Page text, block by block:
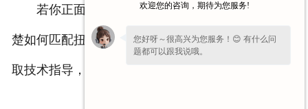
若你正面临十字轴式万向联轴器选型难题，不清
楚如何匹配扭矩、偏角，欢迎留言说明设备工况，获
取技术指导，帮你精准选型。
欢迎您的咨询，期待为您服务!
您好呀～很高兴为您服务！😊 有什么问
题都可以跟我说哦。